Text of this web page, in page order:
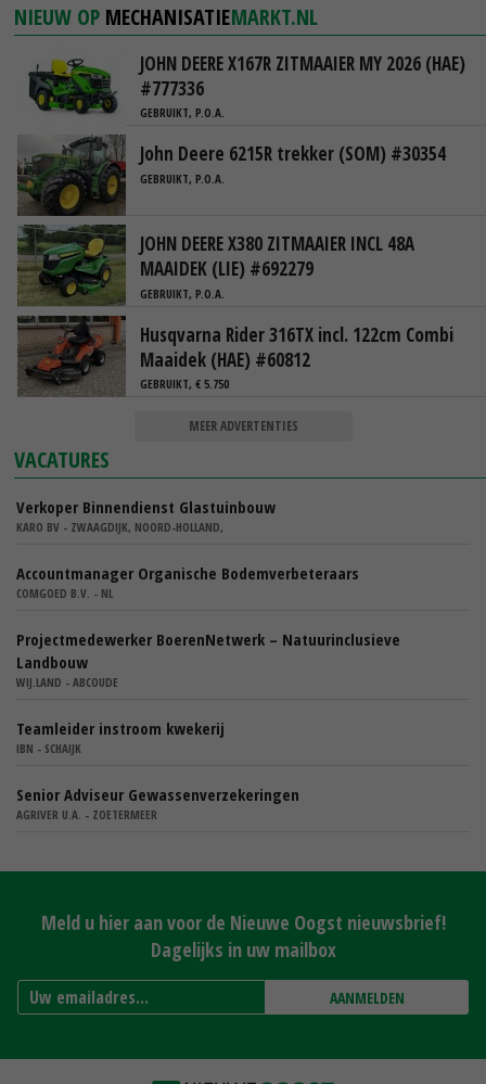
NIEUW OP MECHANISATIEMARKT.NL
JOHN DEERE X167R ZITMAAIER MY 2026 (HAE)
#777336
GEBRUIKT, P.O.A.
John Deere 6215R trekker (SOM) #30354
GEBRUIKT, P.O.A.
JOHN DEERE X380 ZITMAAIER INCL 48A
MAAIDEK (LIE) #692279
GEBRUIKT, P.O.A.
Husqvarna Rider 316TX incl. 122cm Combi
Maaidek (HAE) #60812
GEBRUIKT, € 5.750
MEER ADVERTENTIES
VACATURES
Verkoper Binnendienst Glastuinbouw
KARO BV - ZWAAGDIJK, NOORD-HOLLAND,
Accountmanager Organische Bodemverbeteraars
COMGOED B.V. - NL
Projectmedewerker BoerenNetwerk – Natuurinclusieve
Landbouw
WIJ.LAND - ABCOUDE
Teamleider instroom kwekerij
IBN - SCHAIJK
Senior Adviseur Gewassenverzekeringen
AGRIVER U.A. - ZOETERMEER
Meld u hier aan voor de Nieuwe Oogst nieuwsbrief!
Dagelijks in uw mailbox
AANMELDEN